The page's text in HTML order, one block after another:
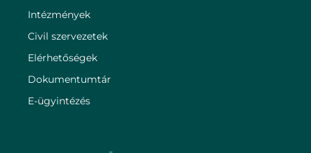
Intézmények
Civil szervezetek
Elérhetőségek
Dokumentumtár
E-ügyintézés